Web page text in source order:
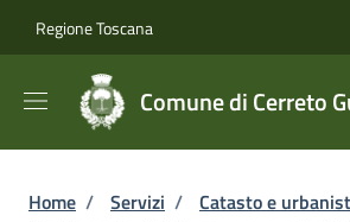
Regione Toscana
Comune di Cerreto
Briciole di pane
Home / Servizi / Catasto e